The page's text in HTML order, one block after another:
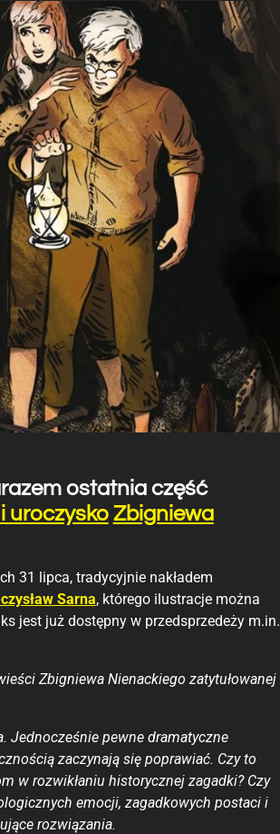
ostatnia część
uroczysko Zbigniewa
31 lipca, tradycyjnie nakładem
Sarna, którego ilustracje można
jest już dostępny w przedsprzedeży m.in.
Zbigniewa Nienackiego zatytułowanej
Jednocześnie pewne dramatyczne
zaczynają się poprawiać. Czy to
w rozwikłaniu historycznej zagadki? Czy
emocji, zagadkowych postaci i
rozwiązania.